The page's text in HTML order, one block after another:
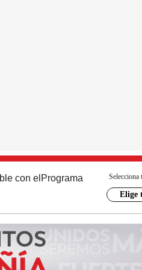
con el Programa Selecciona
Elige